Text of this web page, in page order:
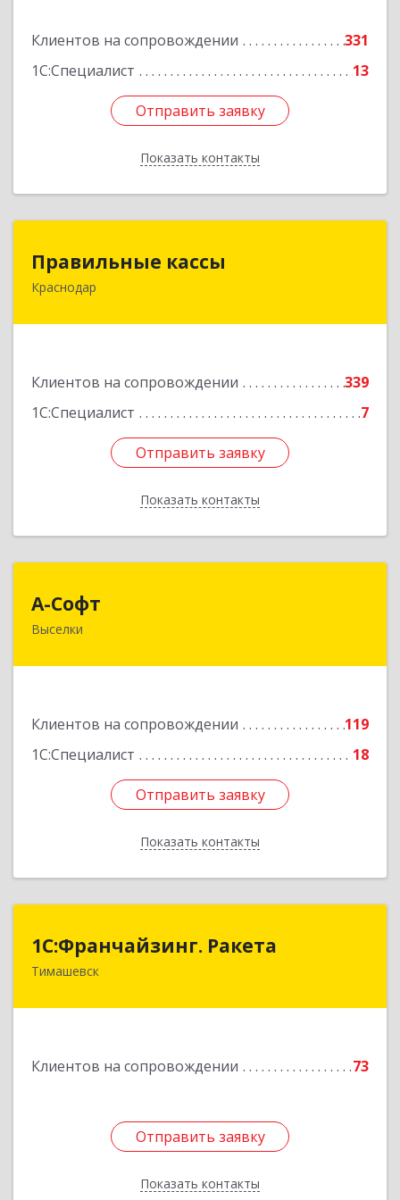
Клиентов на сопровождении
331
1С:Специалист
13
Отправить заявку
Показать контакты
Отправить заявку
Назад
Правильные кассы
Краснодар
Клиентов на сопровождении
339
1С:Специалист
7
Отправить заявку
Показать контакты
350075, Краснодарский край, Краснодар г, им
Отправить заявку
Назад
А-Софт
Выселки
Клиентов на сопровождении
119
1С:Специалист
18
Отправить заявку
Показать контакты
353100, Краснодарский край, Выселковский
Отправить заявку
Назад
1С:Франчайзинг. Ракета
Тимашевск
Клиентов на сопровождении 73
Отправить заявку
Показать контакты
1С:Франчайзинг. Ракета
Краснодарский край, Тимашевский р-н,
Отправить заявку
Назад